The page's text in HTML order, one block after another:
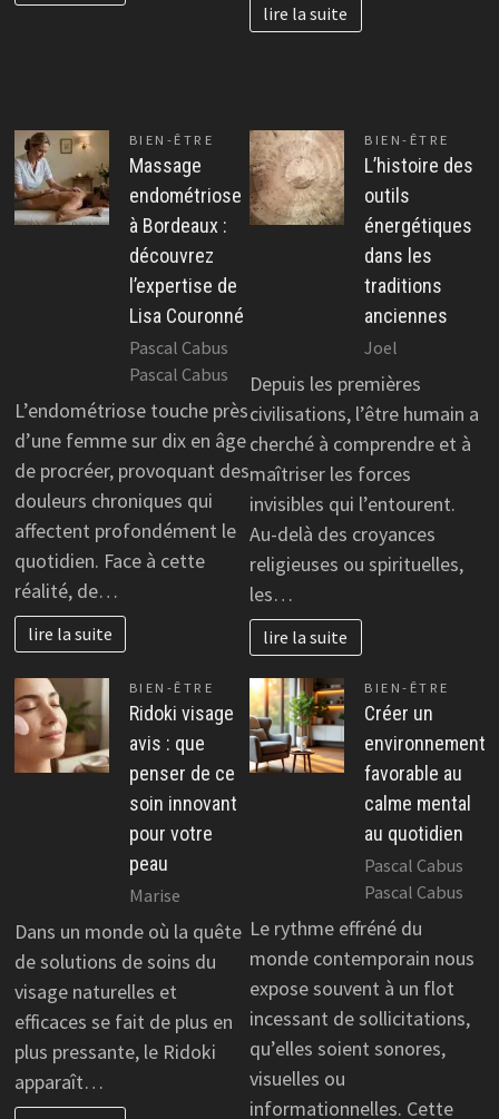
lire la suite
BIEN-ÊTRE
Massage
endométriose
à Bordeaux :
découvrez
l’expertise de
Lisa Couronné
Pascal Cabus
Pascal Cabus
L’endométriose touche près
d’une femme sur dix en âge
de procréer, provoquant des
douleurs chroniques qui
affectent profondément le
quotidien. Face à cette
réalité, de…
lire la suite
BIEN-ÊTRE
L’histoire des
outils
énergétiques
dans les
traditions
anciennes
Joel
Depuis les premières
civilisations, l’être humain a
cherché à comprendre et à
maîtriser les forces
invisibles qui l’entourent.
Au-delà des croyances
religieuses ou spirituelles,
les…
lire la suite
BIEN-ÊTRE
Ridoki visage
avis : que
penser de ce
soin innovant
pour votre
peau
Marise
Dans un monde où la quête
de solutions de soins du
visage naturelles et
efficaces se fait de plus en
plus pressante, le Ridoki
apparaît…
BIEN-ÊTRE
Créer un
environnement
favorable au
calme mental
au quotidien
Pascal Cabus
Pascal Cabus
Le rythme effréné du
monde contemporain nous
expose souvent à un flot
incessant de sollicitations,
qu’elles soient sonores,
visuelles ou
informationnelles. Cette